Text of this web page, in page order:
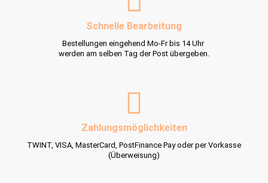
Schnelle Bearbeitung
Bestellungen eingehend Mo-Fr bis 14 Uhr
werden am selben Tag der Post übergeben.
Zahlungsmöglichkeiten
TWINT, VISA, MasterCard, PostFinance Pay oder per Vorkasse
(Überweisung)